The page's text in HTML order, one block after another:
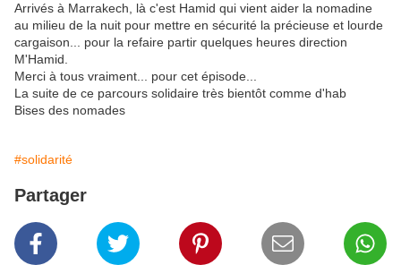
Arrivés à Marrakech, là c'est Hamid qui vient aider la nomadine
au milieu de la nuit pour mettre en sécurité la précieuse et lourde
cargaison... pour la refaire partir quelques heures direction
M'Hamid.
Merci à tous vraiment... pour cet épisode...
La suite de ce parcours solidaire très bientôt comme d'hab
Bises des nomades
#solidarité
Partager